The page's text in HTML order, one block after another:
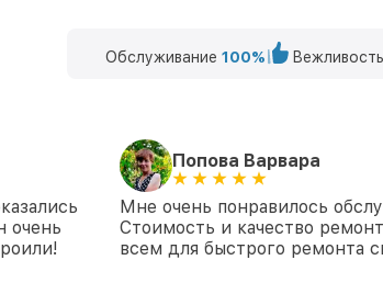
Обслуживание 100%
очень
Попова Варвара
Мне очень понравилось
Стоимость и качество
всем для быстрого ремонта